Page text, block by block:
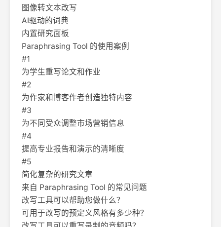
图像转文本改写
AI驱动的词典
内置研究面板
Paraphrasing Tool 的使用案例
#1
为学生重写论文和作业
#2
为作家和博客作者创造独特内容
#3
为不同受众调整市场营销信息
#4
提高专业报告和演示的清晰度
#5
简化复杂的研究文章
来自 Paraphrasing Tool 的常见问题
改写工具可以帮助您做什么？
可用于改写的预定义风格有多少种？